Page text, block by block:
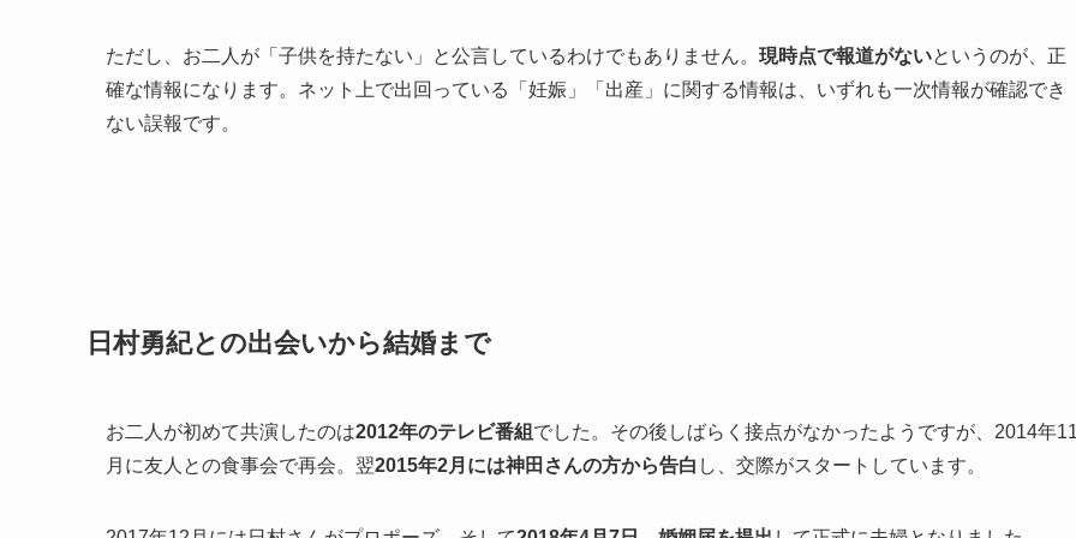
ただし、お二人が「子供を持たない」と公言しているわけでもありません。 現時点で報道がないというのが、正
確な情報になります。ネット上で出回っている「妊娠」「出産」に関する情報は、いずれも一次情報が確認でき
ない誤報です。
日村勇紀との出会いから結婚まで
お二人が初めて共演したのは2012年のテレビ番組 でした。その後しばらく接点がなかったようですが、2014年
月に友人との食事会で再会。翌2015年2月には神田さんの方から告白 し、交際がスタートしています。